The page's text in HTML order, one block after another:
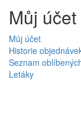
Můj účet
Můj účet
Historie
Seznam
Letáky